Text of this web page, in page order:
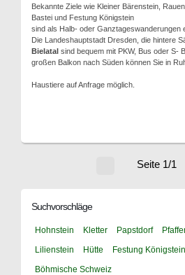
Bekannte Ziele wie Kleiner Bärenstein,
Bastei und Festung Königstein
sind als Halb- oder Ganztageswanderungen
Die Landeshauptstadt Dresden, die hintere
Bielatal sind bequem mit PKW, Bus oder S-
großen Balkon nach Süden können Sie in
Haustiere auf Anfrage möglich.
Seite 1/1
Suchvorschläge
Hohnstein Kletter Papstdorf
Lilienstein
Hütte Festung Königstein
Böhmische Schweiz